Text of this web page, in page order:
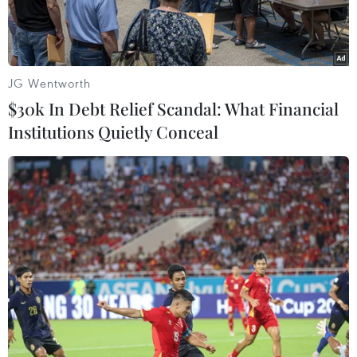
Các hãng hàng không đã hết vé bay giá rẻ trong dịp nghỉ lễ
30/4 và 1/5. (Ảnh: Việt Hùng/Vietnam+)
Chỉ còn hơn 10 ngày nữa, dịp nghỉ lễ 30/4 và 1/5
đã cận kề, các đơn vị vận tải đã tăng cường tàu
xe, máy bay để đáp ứng nhu cầu đi lại tăng đột
JG Wentworth
$30k In Debt Relief Scandal: What Financial
Institutions Quietly Conceal